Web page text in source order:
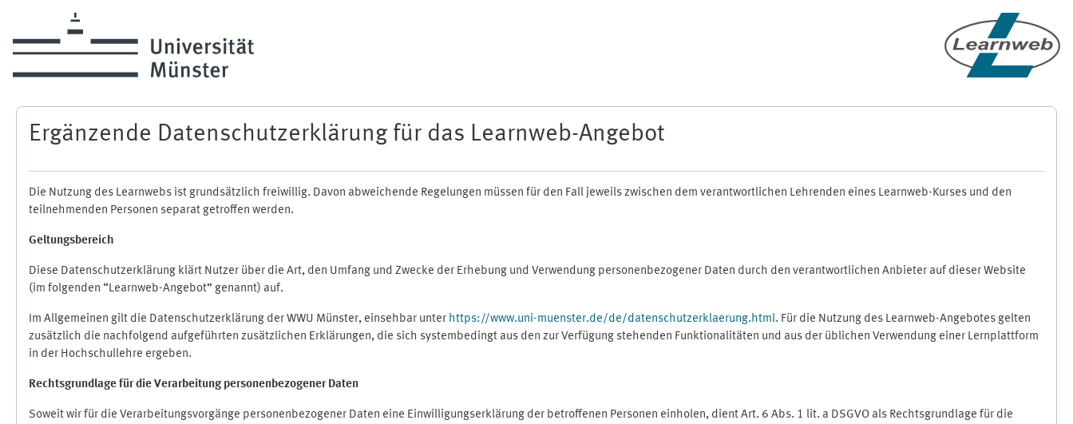
Ergänzende Datenschutzerklärung für das Learnweb-Angebot
Die Nutzung des Learnwebs ist grundsätzlich freiwillig. Davon abweichende Regelungen müssen für den Fall jeweils zwischen dem verantwortlichen Lehrenden eines Learnweb-Kurses und den
teilnehmenden Personen separat getroffen werden.
Geltungsbereich
Diese Datenschutzerklärung klärt Nutzer über die Art, den Umfang und Zwecke der Erhebung und Verwendung personenbezogener Daten durch den verantwortlichen Anbieter auf dieser Website
(im folgenden “Learnweb-Angebot” genannt) auf.
Im Allgemeinen gilt die Datenschutzerklärung der WWU Münster, einsehbar unter https://www.uni-muenster.de/de/datenschutzerklaerung.html. Für die Nutzung des Learnweb-Angebotes gelten
zusätzlich die nachfolgend aufgeführten zusätzlichen Erklärungen, die sich systembedingt aus den zur Verfügung stehenden Funktionalitäten und aus der üblichen Verwendung einer Lernplattform
in der Hochschullehre ergeben.
Rechtsgrundlage für die Verarbeitung personenbezogener Daten
Soweit wir für die Verarbeitungsvorgänge personenbezogener Daten eine Einwilligungserklärung der betroffenen Personen einholen, dient Art. 6 Abs. 1 lit. a DSGVO als Rechtsgrundlage für die